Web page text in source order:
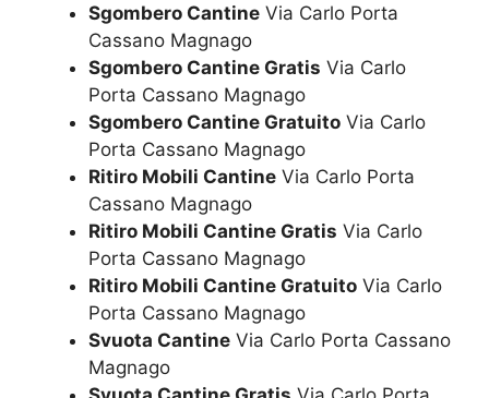
Sgombero Cantine Via Carlo Porta
Cassano Magnago
Sgombero Cantine Gratis Via Carlo
Porta Cassano Magnago
Sgombero Cantine Gratuito Via Carlo
Porta Cassano Magnago
Ritiro Mobili Cantine Via Carlo Porta
Cassano Magnago
Ritiro Mobili Cantine Gratis Via Carlo
Porta Cassano Magnago
Ritiro Mobili Cantine Gratuito Via Carlo
Porta Cassano Magnago
Svuota Cantine Via Carlo Porta Cassano
Magnago